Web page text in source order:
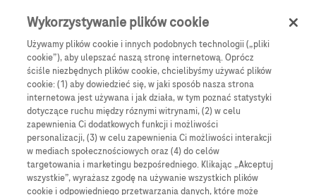
Skip to main content Menu
Products Articles
We are sorry, but no results were found for:
Globalne Strony Internetowe
Wykorzystywanie plików cookie
Używamy plików cookie i innych podobnych technologii („pliki
cookie”), aby ulepszać naszą stronę internetową. Oprócz
ściśle niezbędnych plików cookie, chcielibyśmy używać plików
cookie: (1) aby dowiedzieć się, w jaki sposób nasza strona
internetowa jest używana i jak działa, w tym poznać statystyki
dotyczące ruchu między róznymi witrynami, (2) w celu
zapewnienia Ci dodatkowych funkcji i możliwości
personalizacji, (3) w celu zapewnienia Ci możliwości interakcji
w mediach społecznościowych oraz (4) do celów
targetowania i marketingu bezpośredniego. Klikając „Akceptuj
wszystkie”, wyrażasz zgodę na używanie wszystkich plików
cookie i odpowiedniego przetwarzania danych, które może